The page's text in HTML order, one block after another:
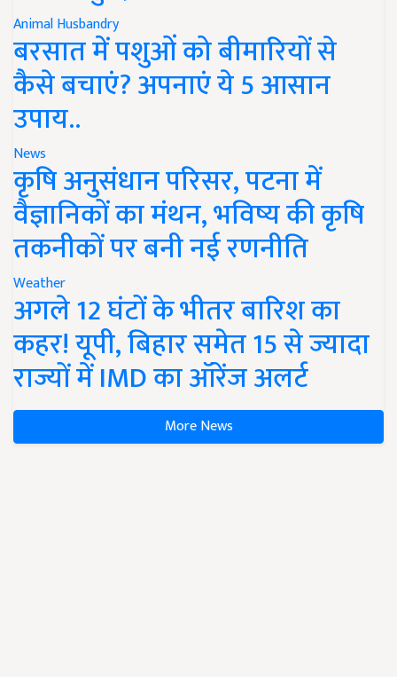
Animal Husbandry
बरसात में पशुओं को बीमारियों से
कैसे बचाएं? अपनाएं ये 5 आसान
उपाय..
News
कृषि अनुसंधान परिसर, पटना में
वैज्ञानिकों का मंथन, भविष्य की कृषि
तकनीकों पर बनी नई रणनीति
Weather
अगले 12 घंटों के भीतर बारिश का
कहर! यूपी, बिहार समेत 15 से ज्यादा
राज्यों में IMD का ऑरेंज अलर्ट
More News